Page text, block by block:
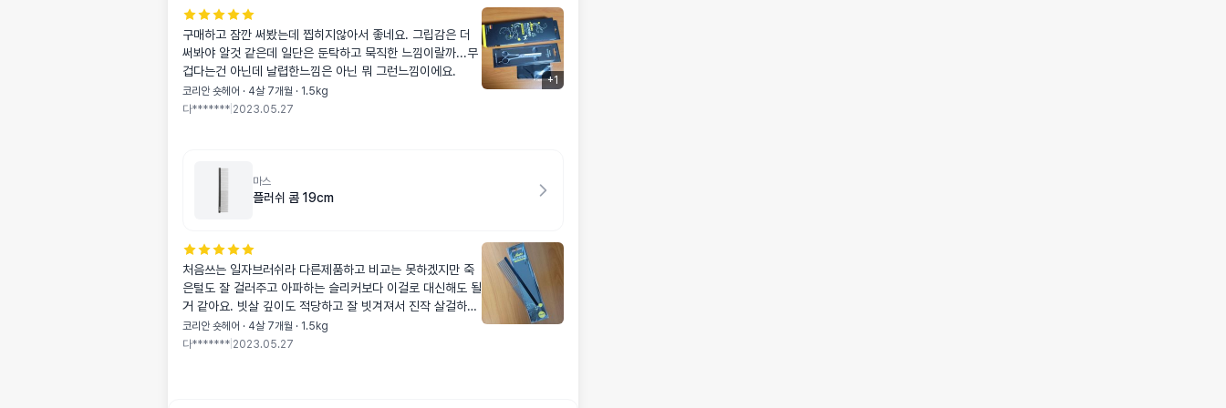
구매하고 잠깐 써봤는데 찝히지않아서 좋네요. 그립감은 더
써봐야 알것 같은데 일단은 둔탁하고 묵직한 느낌이랄까...무
겁다는건 아닌데 날렵한느낌은 아닌 뭐 그런느낌이에요.
코리안 숏헤어 · 4살 7개월 · 1.5kg
다******* 2023.05.27
+1
마스
플러쉬 콤 19cm
처음쓰는 일자브러쉬라 다른제품하고 비교는 못하겠지만 죽
은털도 잘 걸러주고 아파하는 슬리커보다 이걸로 대신해도 될
거 같아요. 빗살 깊이도 적당하고 잘 빗겨져서 진작 살걸하고
후회되네요.
코리안 숏헤어 · 4살 7개월 · 1.5kg
다******* 2023.05.27